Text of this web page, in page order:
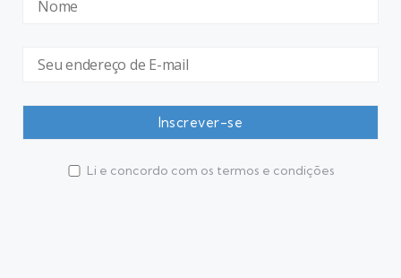
Li e concordo com os termos e condições